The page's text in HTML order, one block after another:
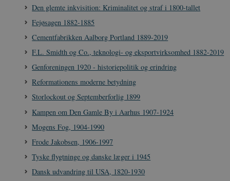
Den glemte inkvisition: Kriminalitet og straf i 1800-tallet
Fejøsagen 1882-1885
Cementfabrikken Aalborg Portland 1889-2019
F.L. Smidth og Co., teknologi- og eksportvirksomhed 1882-2019
Genforeningen 1920 - historiepolitik og erindring
Reformationens moderne betydning
Storlockout og Septemberforlig 1899
Kampen om Den Gamle By i Aarhus 1907-1924
Mogens Fog, 1904-1990
Frode Jakobsen, 1906-1997
Tyske flygtninge og danske læger i 1945
Dansk udvandring til USA, 1820-1930